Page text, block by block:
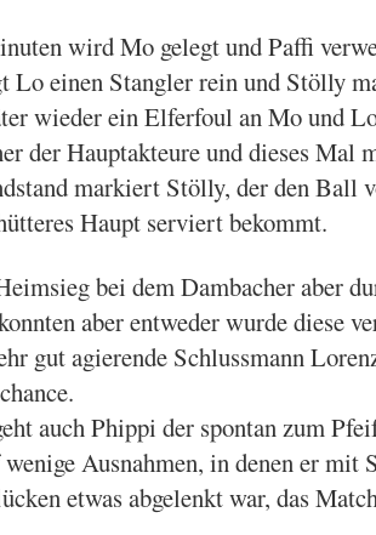
wird Mo gelegt und Paffi
Lo einen Stangler rein und Stölly
wieder ein Elferfoul an Mo und
der Hauptakteure und dieses Mal
markiert Stölly, der den Ball
Haupt serviert bekommt.
bei dem Dambacher aber
aber entweder wurde diese
gut agierende Schlussmann
auch Phippi der spontan zum
Ausnahmen, in denen er mit
etwas abgelenkt war, das